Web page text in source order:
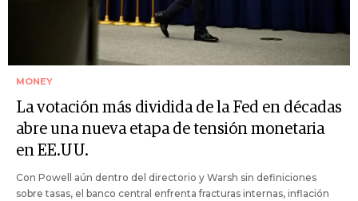
MONEY
La votación más dividida de la Fed en décadas
abre una nueva etapa de tensión monetaria
en EE.UU.
Con Powell aún dentro del directorio y Warsh sin definiciones
sobre tasas, el banco central enfrenta fracturas internas, inflación